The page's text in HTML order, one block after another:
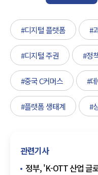
#디지털 플랫폼 #
#디지털 주권 #정
#중국 C커머스 #
#플랫폼 생태계 #
관련기사
정부, 'K-OTT 산업 글